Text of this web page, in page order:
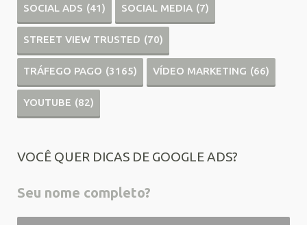
SOCIAL ADS (41) SOCIAL MEDIA (7)
STREET VIEW TRUSTED (70)
TRÁFEGO PAGO (3165) VÍDEO MARKETING (66)
YOUTUBE (82)
VOCÊ QUER DICAS DE GOOGLE ADS?
Seu nome completo?